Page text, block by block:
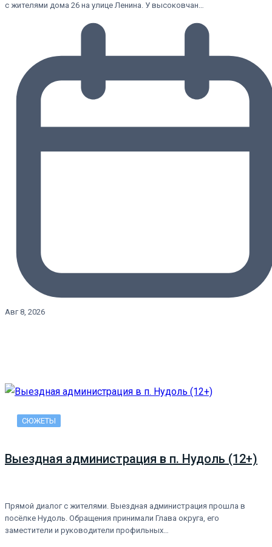
с жителями дома 26 на улице Ленина. У высоковчан…
Авг 8, 2026
СЮЖЕТЫ
Выездная администрация в п. Нудоль (12+)
Прямой диалог с жителями. Выездная администрация прошла в
посёлке Нудоль. Обращения принимали Глава округа, его
заместители и руководители профильных…